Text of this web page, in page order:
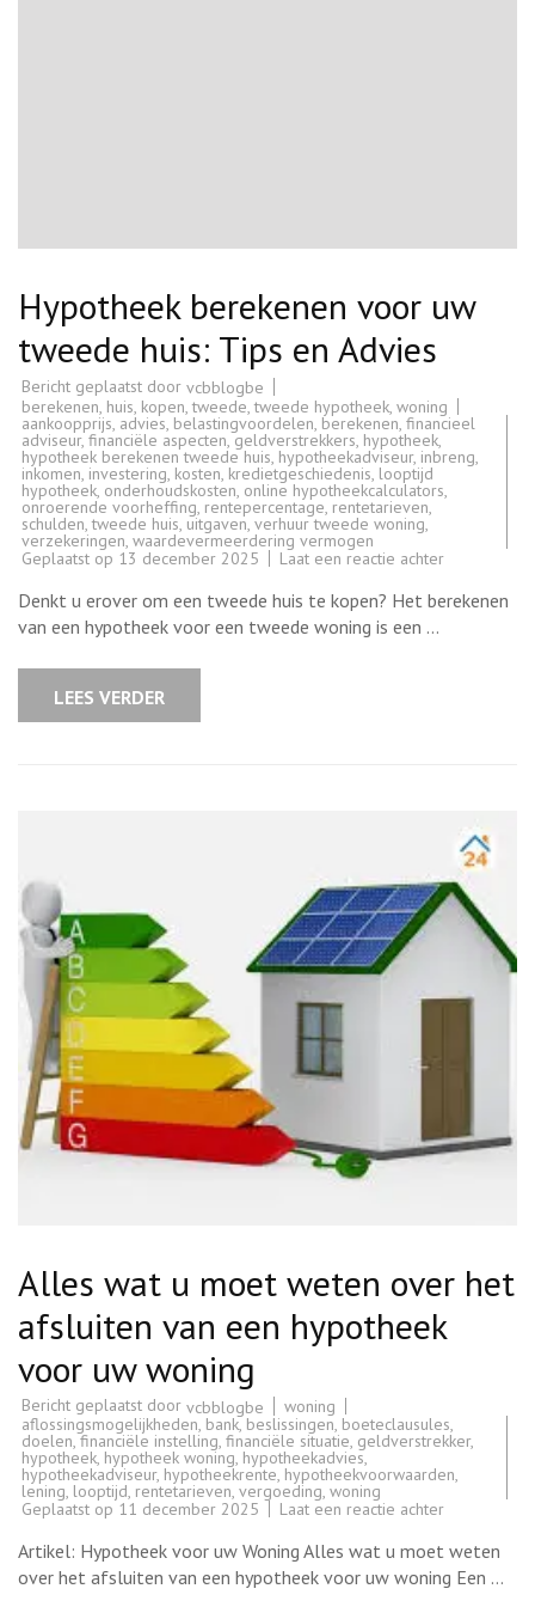
Hypotheek berekenen voor uw
tweede huis: Tips en Advies
Bericht geplaatst door vcbblogbe
berekenen, huis, kopen,tweede,tweede hypotheek, woning
aankoopprijs, advies, belastingvoordelen, berekenen, financieel
adviseur,financiële aspecten,geldverstrekkers, hypotheek,
hypotheek berekenen tweede huis, hypotheekadviseur, inbreng,
inkomen, investering, kosten, kredietgeschiedenis, looptijd
hypotheek, onderhoudskosten, online hypotheekcalculators,
onroerende voorheffing, rentepercentage, rentetarieven,
schulden,tweede huis, uitgaven, verhuur tweede woning,
verzekeringen, waardevermeerdering vermogen
Geplaatst op 13 december 2025 Laat een reactie achterop
berekenen
voor
Denkt u erover om een tweede huis te kopen? Het berekenen
van een hypotheek voor een tweede woning is een …
LEES VERDER
Alles wat u moet weten over het
afsluiten van een hypotheek
voor uw woning
Bericht geplaatst door vcbblogbe
woning
aflossingsmogelijkheden, bank, beslissingen, boeteclausules,
doelen,financiële instelling, financiële situatie, geldverstrekker,
hypotheek, hypotheek woning, hypotheekadvies,
hypotheekadviseur, hypotheekrente, hypotheekvoorwaarden,
lening, looptijd, rentetarieven, vergoeding, woning
Geplaatst op 11 december 2025 Laat een reactie achterop
u
moet
weten
Artikel: Hypotheek voor uw Woning Alles wat u moet weten
over het afsluiten van een hypotheek voor uw woning Een …